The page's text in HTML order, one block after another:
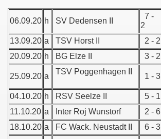
06.09.20 h SV Dedensen II
7 -
2
13.09.20 a TSV Horst II 2 - 2
20.09.20 h BG Elze II 3 - 2
25.09.20 a
TSV Poggenhagen II
1 - 3
04.10.20 h RSV Seelze II 5 - 1
11.10.20 a Inter Roj Wunstorf 2 - 6
18.10.20 a FC Wack. Neustadt II 6 - 3